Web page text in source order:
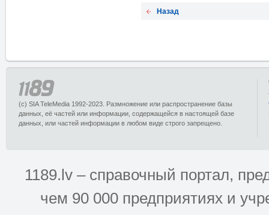
Назад
(c) SIA TeleMedia 1992-2023. Размножение или распространение базы
данных, её частей или информации, содержащейся в настоящей базе
данных, или частей информации в любом виде строго запрещено.
1189.lv – справочный портал,
чем 90 000 предприятиях и